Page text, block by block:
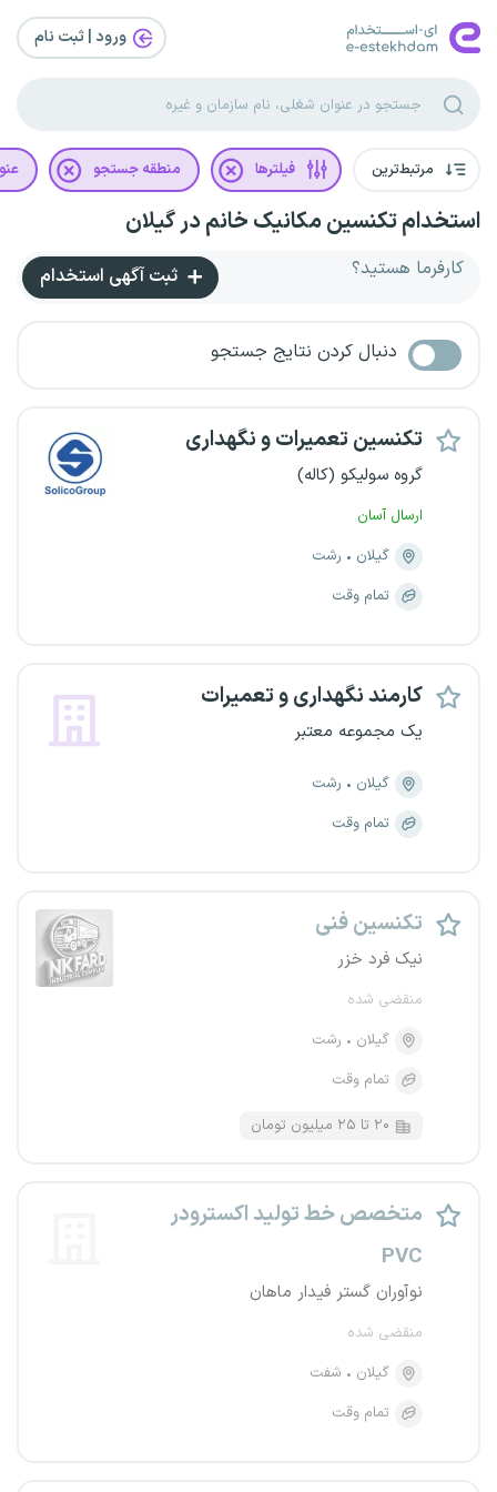
ورود | ثبت‌ نام
مرتبط‌ترین فیلترها منطقه جستجو
استخدام تکنسین مکانیک خانم در گیلان
کارفرما هستید؟ ثبت آگهی استخدام
دنبال کردن نتایج جستجو
تکنسین تعمیرات و نگهداری
گروه سولیکو (کاله)
ارسال آسان
گیلان
رشت
تمام وقت
کارمند نگهداری و تعمیرات
یک مجموعه معتبر
گیلان
رشت
تمام وقت
تکنسین فنی
نیک فرد خزر
منقضی شده
گیلان
رشت
تمام وقت
۲۰ تا ۲۵ میلیون تومان
متخصص خط تولید اکسترودر
PVC
نوآوران گستر فیدار ماهان
منقضی شده
گیلان
شفت
تمام وقت